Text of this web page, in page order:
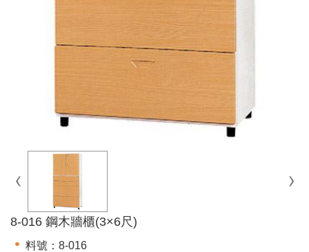
8-016 鋼木牆櫃(3×6尺)
料號：8-016